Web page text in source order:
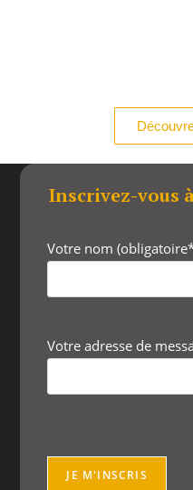
Inscrivez-vous
Votre nom
Votre adresse de